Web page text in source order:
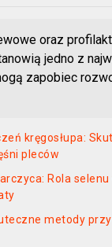
oraz
jedno z
zapobiec
kręgosłupa:
pleców
Rola
metody